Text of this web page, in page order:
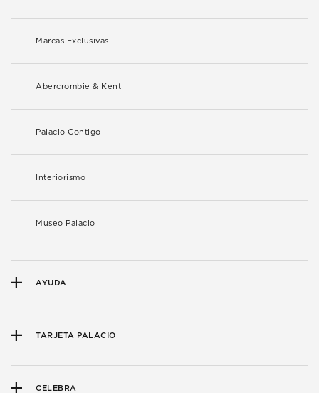
Marcas Exclusivas
Abercrombie & Kent
Palacio Contigo
Interiorismo
Museo Palacio
AYUDA
TARJETA PALACIO
CELEBRA